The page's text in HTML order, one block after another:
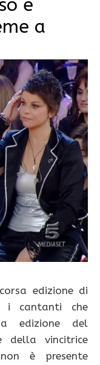
e
a
edizione di
i cantanti che
edizione del
della vincitrice
è presente